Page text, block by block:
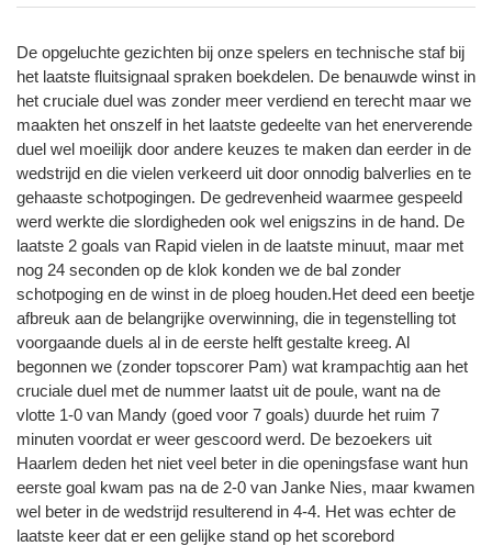
De opgeluchte gezichten bij onze spelers en technische staf bij
het laatste fluitsignaal spraken boekdelen. De benauwde winst in
het cruciale duel was zonder meer verdiend en terecht maar we
maakten het onszelf in het laatste gedeelte van het enerverende
duel wel moeilijk door andere keuzes te maken dan eerder in de
wedstrijd en die vielen verkeerd uit door onnodig balverlies en te
gehaaste schotpogingen. De gedrevenheid waarmee gespeeld
werd werkte die slordigheden ook wel enigszins in de hand. De
laatste 2 goals van Rapid vielen in de laatste minuut, maar met
nog 24 seconden op de klok konden we de bal zonder
schotpoging en de winst in de ploeg houden.Het deed een beetje
afbreuk aan de belangrijke overwinning, die in tegenstelling tot
voorgaande duels al in de eerste helft gestalte kreeg. Al
begonnen we (zonder topscorer Pam) wat krampachtig aan het
cruciale duel met de nummer laatst uit de poule, want na de
vlotte 1-0 van Mandy (goed voor 7 goals) duurde het ruim 7
minuten voordat er weer gescoord werd. De bezoekers uit
Haarlem deden het niet veel beter in die openingsfase want hun
eerste goal kwam pas na de 2-0 van Janke Nies, maar kwamen
wel beter in de wedstrijd resulterend in 4-4. Het was echter de
laatste keer dat er een gelijke stand op het scorebord